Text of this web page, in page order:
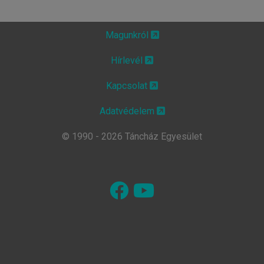
Magunkról
Hírlevél
Kapcsolat
Adatvédelem
© 1990 - 2026 Táncház Egyesület